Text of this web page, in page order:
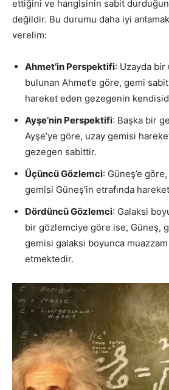
ettiğini ve hangisinin sabit
değildir. Bu durumu daha iyi
verelim:
Ahmet’in Perspektifi: Uzayda
bulunan Ahmet’e göre, gemi
hareket eden gezegenin
Ayşe’nin Perspektifi: Başka bir
Ayşe’ye göre, uzay gemisi
gezegen sabittir.
Üçüncü Gözlemci: Güneş’e
gemisi Güneş’in etrafında
Dördüncü Gözlemci: Galaksi
bir gözlemciye göre ise, Güneş,
gemisi galaksi boyunca
etmektedir.